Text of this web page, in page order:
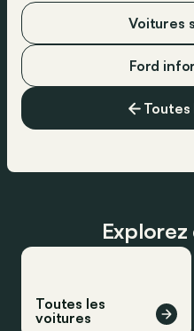
Ford
Voitures
Toutes les
voitures